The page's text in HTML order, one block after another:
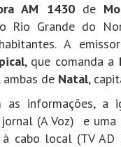
AM 1430de
Rio Grande do
A
, que comanda a
ambas de Natal,
as informações, a
(A Voz) e uma
cabo local (TV AD